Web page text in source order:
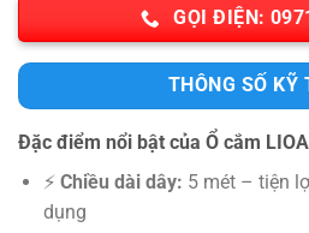
GỌI ĐIỆN:
THÔNG SỐ KỸ
Đặc điểm nổi bật của Ổ cắm
⚡ Chiều dài dây: 5 mét – tiện
dụng